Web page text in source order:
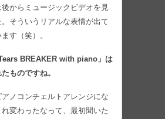
からミュージックビデオを見
そういうリアルな表情が出て
す（笑）。
BREAKER with piano」は
ものですね。
アノコンチェルトアレンジにな
変わったなって、最初聞いた